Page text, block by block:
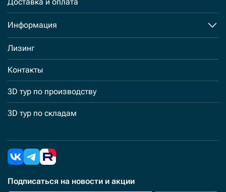
Информация
Лизинг
Контакты
3D тур по производству
3D тур по складам
Подписаться на новости и акции